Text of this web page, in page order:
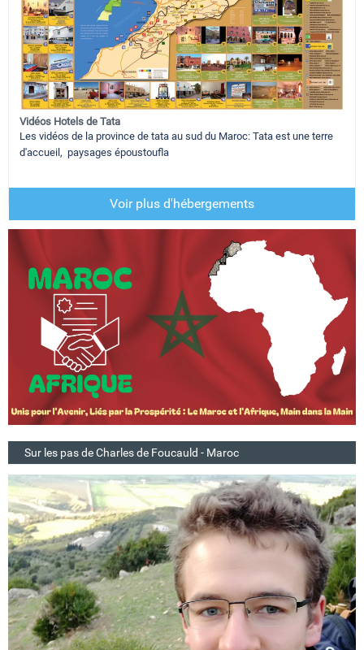
Vidéos Hotels de Tata
Les vidéos de la province de tata au sud du Maroc: Tata est une terre
d'accueil, paysages époustoufla
Voir plus d'hébergements
Sur les pas de Charles de Foucauld - Maroc